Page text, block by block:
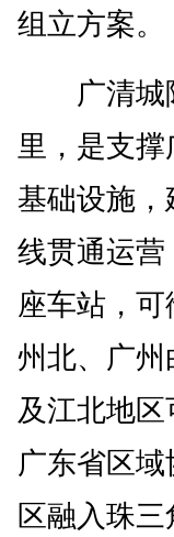
组立方案。
广清城际
里，是支
基础设施
线贯通运营
座车站，
州北、广
及江北地
广东省区
区融入珠